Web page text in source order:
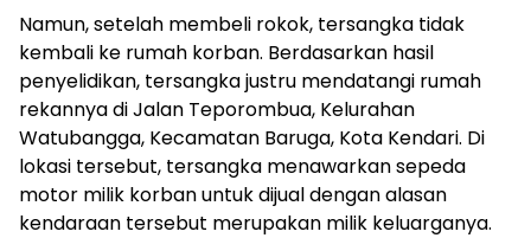
Namun, setelah membeli rokok, tersangka tidak
kembali ke rumah korban. Berdasarkan hasil
penyelidikan, tersangka justru mendatangi rumah
rekannya di Jalan Teporombua, Kelurahan
Watubangga, Kecamatan Baruga, Kota Kendari. Di
lokasi tersebut, tersangka menawarkan sepeda
motor milik korban untuk dijual dengan alasan
kendaraan tersebut merupakan milik keluarganya.